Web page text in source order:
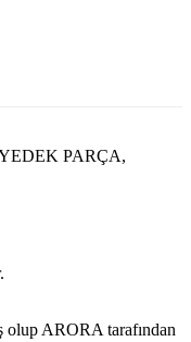
YEDEK PARÇA,
ARORA tarafından